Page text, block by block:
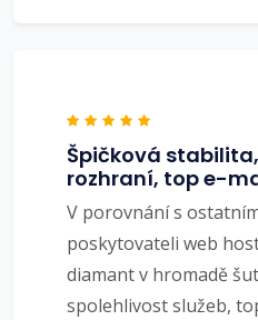
Špičková
rozhraní, top e-
V porovnání s
poskytovateli web
diamant v hromadě
spolehlivost služeb,